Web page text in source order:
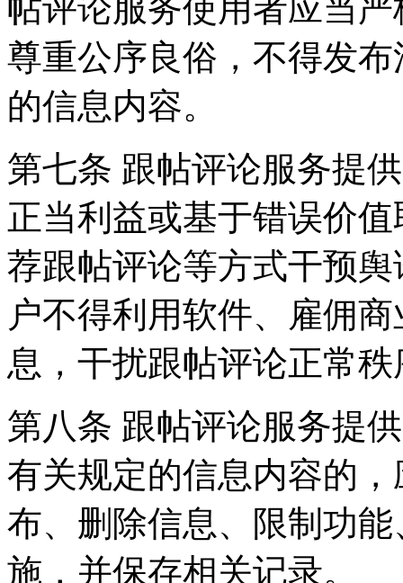
帖评论服务使用者应当
尊重公序良俗，不得发
的信息内容。
第七条 跟帖评论服务提
正当利益或基于错误价
荐跟帖评论等方式干预
户不得利用软件、雇佣
息，干扰跟帖评论正常
第八条 跟帖评论服务提
有关规定的信息内容的
布、删除信息、限制功
施，并保存相关记录。